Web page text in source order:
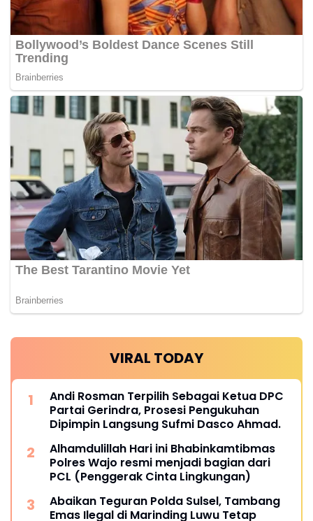
VIRAL TODAY
Andi Rosman Terpilih Sebagai Ketua DPC
Partai Gerindra, Prosesi Pengukuhan
Dipimpin Langsung Sufmi Dasco Ahmad.
Alhamdulillah Hari ini Bhabinkamtibmas
Polres Wajo resmi menjadi bagian dari
PCL (Penggerak Cinta Lingkungan)
Abaikan Teguran Polda Sulsel, Tambang
Emas Ilegal di Marinding Luwu Tetap